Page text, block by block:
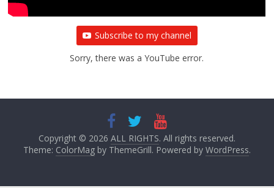
Subscribe to my channel
Sorry, there was a YouTube error.
Copyright © 2026 ALL RIGHTS. All rights reserved.
Theme: ColorMagby ThemeGrill. Powered by WordPress.